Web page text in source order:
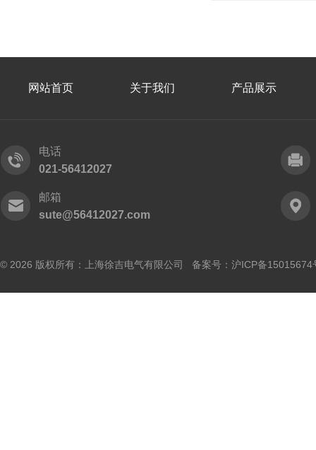
网站首页 关于我们 产品展示
电话
021-56412027
邮箱
sute@56412027.com
© 2026 版权所有：上海徐吉电气有限公司 备案号： 沪ICP备15015674